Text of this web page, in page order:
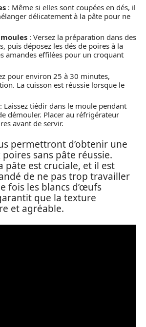
: Même si elles sont coupées en dés, il
délicatement à la pâte pour ne
: Versez la préparation dans des
puis déposez les dés de poires à la
amandes effilées pour un croquant
pour environ 25 à 30 minutes,
La cuisson est réussie lorsque le
: Laissez tiédir dans le moule pendant
démouler. Placer au réfrigérateur
avant de servir.
permettront d’obtenir une
sans pâte réussie.
pâte est cruciale, et il est
de ne pas trop travailler
fois les blancs d’œufs
que la texture
et agréable.